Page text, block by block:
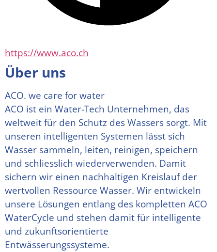
https://www.aco.ch
Über uns
ACO. we care for water
ACO ist ein Water-Tech Unternehmen, das
weltweit für den Schutz des Wassers sorgt. Mit
unseren intelligenten Systemen lässt sich
Wasser sammeln, leiten, reinigen, speichern
und schliesslich wiederverwenden. Damit
sichern wir einen nachhaltigen Kreislauf der
wertvollen Ressource Wasser. Wir entwickeln
unsere Lösungen entlang des kompletten ACO
WaterCycle und stehen damit für intelligente
und zukunftsorientierte
Entwässerungssysteme.